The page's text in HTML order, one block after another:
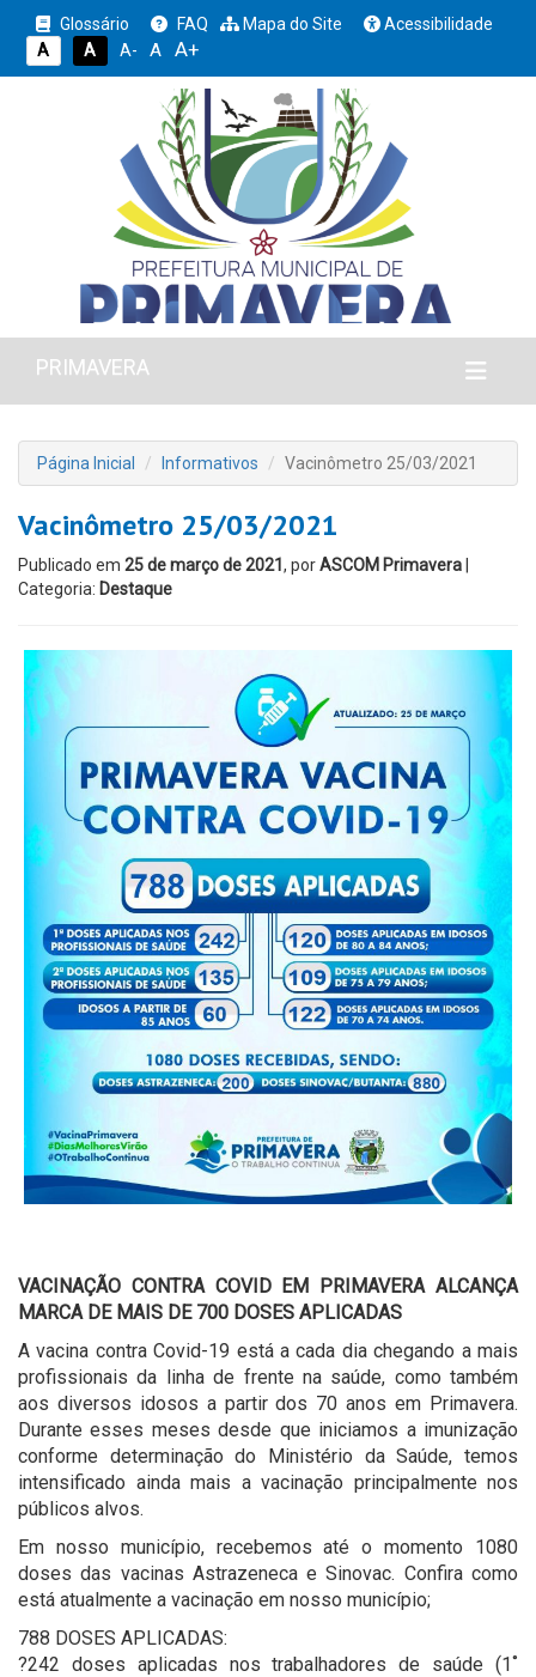
Glossário FAQ Mapa do Site
Acessibilidade
A
A A- A A+
PRIMAVERA
Página Inicial Informativos Vacinômetro 25/03/2021
Vacinômetro 25/03/2021
Publicado em 25 de março de 2021 , porASCOM Primavera
Categoria: Destaque
VACINAÇÃO CONTRA COVID EM PRIMAVERA ALCANÇA
MARCA DE MAIS DE 700 DOSES APLICADAS
A vacina contra Covid-19 está a cada dia chegando a mais
profissionais da linha de frente na saúde, como também
aos diversos idosos a partir dos 70 anos em Primavera.
Durante esses meses desde que iniciamos a imunização
conforme determinação do Ministério da Saúde, temos
intensificado ainda mais a vacinação principalmente nos
públicos alvos.
Em nosso município, recebemos até o momento 1080
doses das vacinas Astrazeneca e Sinovac. Confira como
está atualmente a vacinação em nosso município;
788 DOSES APLICADAS:
?242 doses aplicadas nos trabalhadores de saúde (1˚